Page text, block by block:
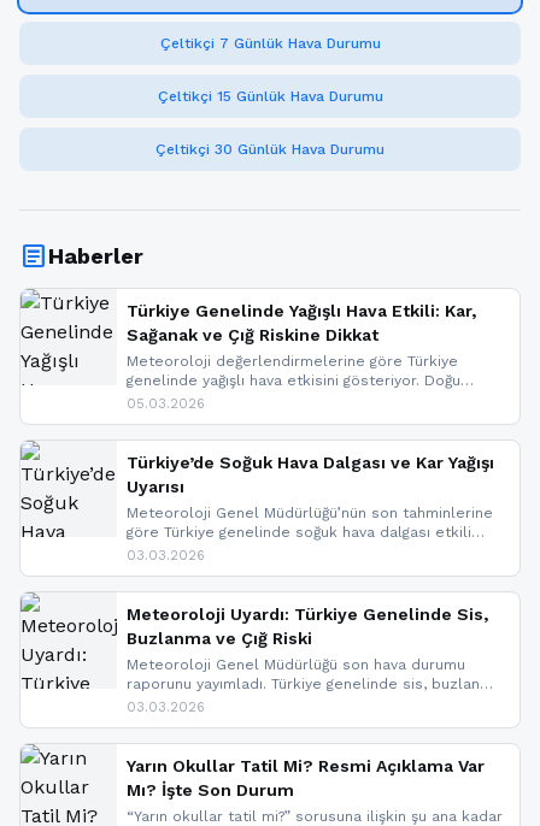
Çeltikçi 7 Günlük Hava Durumu
Çeltikçi 15 Günlük Hava Durumu
Çeltikçi 30 Günlük Hava Durumu
articleHaberler
Türkiye Genelinde Yağışlı Hava Etkili: Kar,
Sağanak ve Çığ Riskine Dikkat
Meteoroloji değerlendirmelerine göre Türkiye
genelinde yağışlı hava etkisini gösteriyor. Doğu
bölgelerinde kar yağışı beklenirken Marmara ve
ise çığ tehlikesi bulunuyor. İç kesimlerde sis ve pus
nedeniyle görüş mesafesinde azalma
yaşanabileceği belirtiliyor.
05.03.2026
Türkiye’de Soğuk Hava Dalgası ve Kar Yağışı
Uyarısı
Meteoroloji Genel Müdürlüğü’nün son tahminlerine
göre Türkiye genelinde soğuk hava dalgası etkili
oluyor. Birçok il için kar yağışı ve buzlanma uyarısı
03.03.2026
Meteoroloji Uyardı: Türkiye Genelinde Sis,
Buzlanma ve Çığ Riski
Meteoroloji Genel Müdürlüğü son hava durumu
raporunu yayımladı. Türkiye genelinde sis, buzlanma
ve don beklenirken Doğu Anadolu ve Doğu
yapıldı. İşte son dakika meteoroloji gelişmeleri.
03.03.2026
Yarın Okullar Tatil Mi? Resmi Açıklama Var
Mı? İşte Son Durum
“Yarın okullar tatil mi?” sorusuna ilişkin şu ana kadar